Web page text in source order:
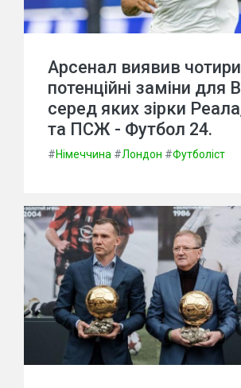
Арсенал виявив чотири
потенційні заміни для
серед яких зірки
та ПСЖ - Футбол 24.
#Німеччина #Лондон #Футболіст